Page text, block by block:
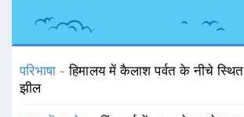
परिभाषा -हिमालय में कैलाश पर्वत के नीचे
झील